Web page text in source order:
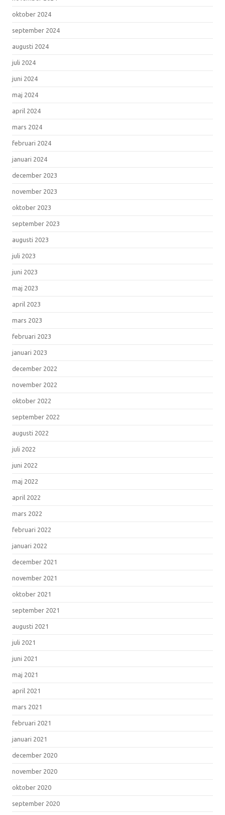
oktober 2024
september 2024
augusti 2024
juli 2024
juni 2024
maj 2024
april 2024
mars 2024
februari 2024
januari 2024
december 2023
november 2023
oktober 2023
september 2023
augusti 2023
juli 2023
juni 2023
maj 2023
april 2023
mars 2023
februari 2023
januari 2023
december 2022
november 2022
oktober 2022
september 2022
augusti 2022
juli 2022
juni 2022
maj 2022
april 2022
mars 2022
februari 2022
januari 2022
december 2021
november 2021
oktober 2021
september 2021
augusti 2021
juli 2021
juni 2021
maj 2021
april 2021
mars 2021
februari 2021
januari 2021
december 2020
november 2020
oktober 2020
september 2020